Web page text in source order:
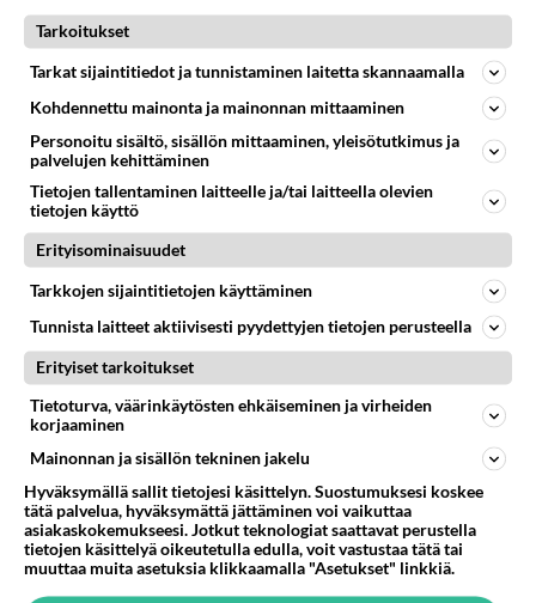
Tykkäätköhän vielä minusta?
06.08.2026 07:42
Ikävä
kenen näköinen
kaivattusi on ?
457
Vihervasemmistofeministinaisasianaiset
Hyvännäköinen pakkaus
Olet hyvännäköinen pakkaus nainen.
06.08.2026 13:03
22
412
Osallistu keskusteluun
Muistatko Mikkelin panttivankidraaman?
Uusi draamasarja järkyttävästä tapauksesta on tulossa. Tositapahtumiin perustuva sarja ammentaa vuoden 1986 Mikkelin pan
Ernest Lawson täräytti erikoisen heiton TTK-lehdistötilaisuudessa: " Onko tässä tarkoituksena...?"
Ernest Lawson esitteli uudet TTK-tähtioppilaat ja opettajat torstaina 6.8. lehdistölle. Tulevalla kaudella on yksi hausk
Jos SDP ei voita reilusti, persut kumoavat demokratian Suomesta
Tarkoitukset
Tarkat sijaintitiedot ja tunnistaminen laitetta skannaamalla
Kohdennettu mainonta ja mainonnan mittaaminen
Personoitu sisältö, sisällön mittaaminen, yleisötutkimus ja
palvelujen kehittäminen
Tietojen tallentaminen laitteelle ja/tai laitteella olevien
tietojen käyttö
Erityisominaisuudet
Tarkkojen sijaintitietojen käyttäminen
Tunnista laitteet aktiivisesti pyydettyjen tietojen perusteella
Erityiset tarkoitukset
Tietoturva, väärinkäytösten ehkäiseminen ja virheiden
korjaaminen
Mainonnan ja sisällön tekninen jakelu
Hyväksymällä sallit tietojesi käsittelyn. Suostumuksesi koskee
tätä palvelua, hyväksymättä jättäminen voi vaikuttaa
asiakaskokemukseesi. Jotkut teknologiat saattavat perustella
tietojen käsittelyä oikeutetulla edulla, voit vastustaa tätä tai
muuttaa muita asetuksia klikkaamalla "Asetukset" linkkiä.